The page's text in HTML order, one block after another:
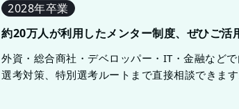
2028年卒業
約20万人が利用したメンター制度、ぜひご活
外資・総合商社・デベロッパー・IT・金融など
選考対策、特別選考ルートまで直接相談できます